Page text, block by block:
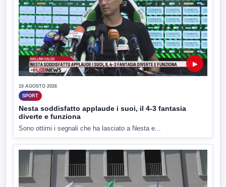
▶
10 AGOSTO 2026
SPORT
Nesta soddisfatto applaude i suoi, il 4-3 fantasia
diverte e funziona
Sono ottimi i segnali che ha lasciato a Nesta e...